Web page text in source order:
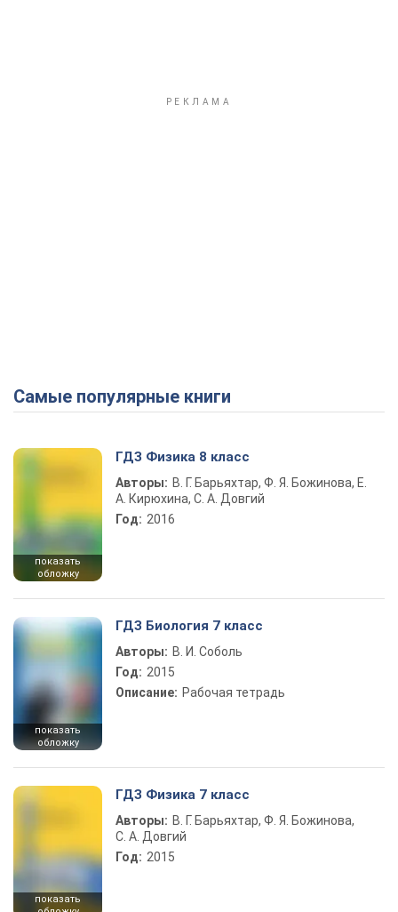
Самые популярные книги
показать
обложку
ГДЗ Физика 8 класс
Авторы: В. Г. Барьяхтар, Ф. Я. Божинова, Е.
А. Кирюхина, С. А. Довгий
Год: 2016
показать
обложку
ГДЗ Биология 7 класс
Авторы: В. И. Соболь
Год: 2015
Описание: Рабочая тетрадь
показать
ГДЗ Физика 7 класс
Авторы: В. Г. Барьяхтар, Ф. Я. Божинова,
С. А. Довгий
Год: 2015